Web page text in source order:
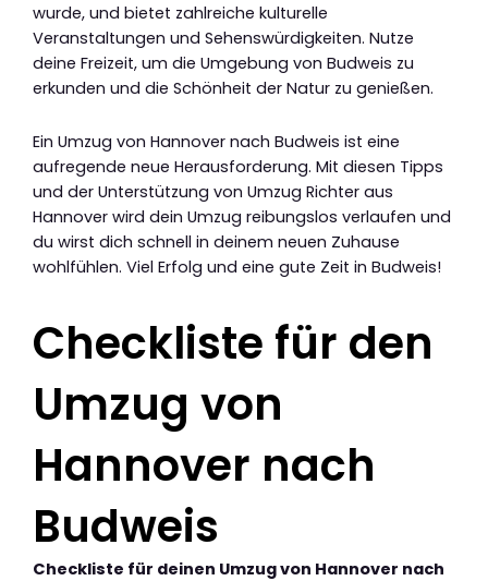
wurde, und bietet zahlreiche kulturelle
Veranstaltungen und Sehenswürdigkeiten. Nutze
deine Freizeit, um die Umgebung von Budweis zu
erkunden und die Schönheit der Natur zu genießen.
Ein Umzug von Hannover nach Budweis ist eine
aufregende neue Herausforderung. Mit diesen Tipps
und der Unterstützung von Umzug Richter aus
Hannover wird dein Umzug reibungslos verlaufen und
du wirst dich schnell in deinem neuen Zuhause
wohlfühlen. Viel Erfolg und eine gute Zeit in Budweis!
Checkliste für den
Umzug von
Hannover nach
Budweis
Checkliste für deinen Umzug von Hannover nach